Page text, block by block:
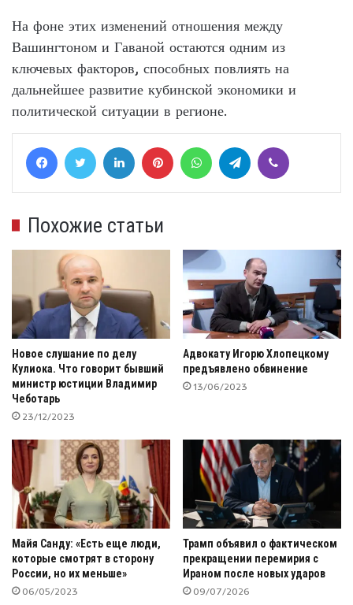
На фоне этих изменений отношения между
Вашингтоном и Гаваной остаются одним из
ключевых факторов, способных повлиять на
дальнейшее развитие кубинской экономики и
политической ситуации в регионе.
FacebookTwitter LinkedIn Pinterest WhatsAppTelegram
Похожие статьи
Новое слушание по делу
Кулиока. Что говорит бывший
министр юстиции Владимир
Чеботарь
23/12/2023
Адвокату Игорю Хлопецкому
предъявлено обвинение
13/06/2023
Майя Санду: «Есть еще люди,
которые смотрят в сторону
России, но их меньше»
06/05/2023
Трамп объявил о фактическом
прекращении перемирия с
Ираном после новых ударов
09/07/2026